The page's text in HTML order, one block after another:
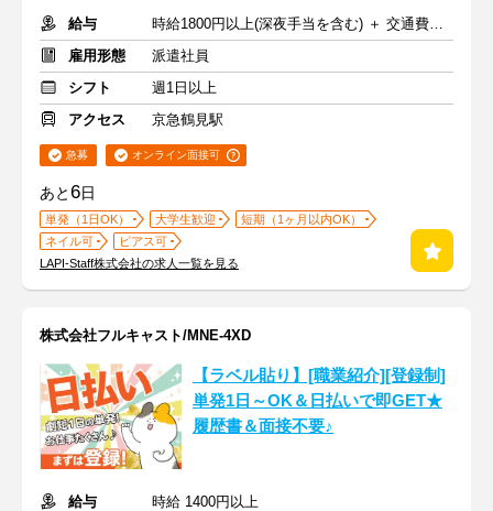
給与
時給1800円以上(深夜手当を含む) ＋ 交通費全額支給
雇用形態
派遣社員
シフト
週1日以上
アクセス
京急鶴見駅
急募 オンライン面接可
あと6日
単発（1日OK） 大学生歓迎
短期（1ヶ月以内OK）
ネイル可
ピアス可
LAPI-Staff株式会社の求人一覧を見る
株式会社フルキャスト/MNE-4XD
【ラベル貼り】[職業紹介][登録制]
単発1日～OK＆日払いで即GET★
履歴書＆面接不要♪
給与
時給 1400円以上